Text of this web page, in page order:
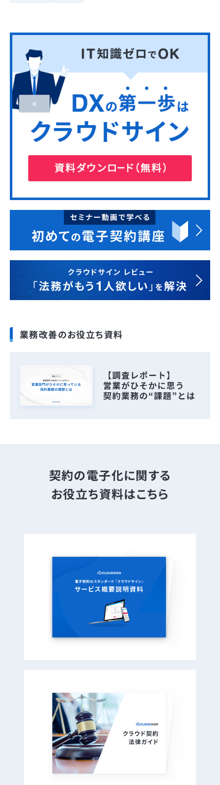
業務改善のお役立ち資料
契約の電子化に関する
お役立ち資料はこちら